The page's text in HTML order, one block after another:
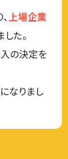
上場企業
た。
の決定を
になりまし